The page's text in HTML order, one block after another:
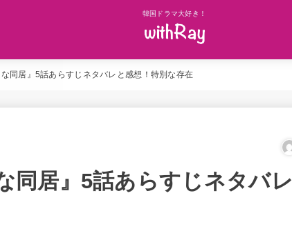
韓国ドラマ大好き！
な同居』5話あらすじネタバレと感想！特別な存在
同居』5話あらすじネタバレ